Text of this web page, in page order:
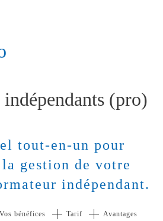
(pro)
tout-en-un pour
gestion de votre
indépendant.
Vos bénéfices Tarif Avantages